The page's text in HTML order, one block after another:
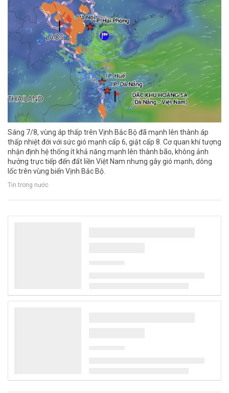
Sáng 7/8, vùng áp thấp trên Vịnh Bắc Bộ đã mạnh lên thành áp
thấp nhiệt đới với sức gió mạnh cấp 6, giật cấp 8. Cơ quan khí tượng
nhận định hệ thống ít khả năng mạnh lên thành bão, không ảnh
hưởng trực tiếp đến đất liền Việt Nam nhưng gây gió mạnh, dông
lốc trên vùng biển Vịnh Bắc Bộ.
Tin trong nước